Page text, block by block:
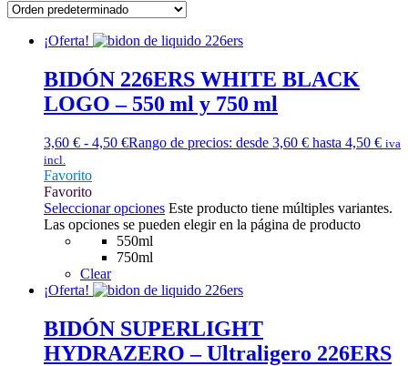
¡Oferta!
BIDÓN 226ERS WHITE BLACK
LOGO – 550 ml y 750 ml
3,60 € - 4,50 €Rango de precios: desde 3,60 € hasta 4,50 € iva
incl.
Favorito
Favorito
Seleccionar opciones Este producto tiene múltiples variantes.
Las opciones se pueden elegir en la página de producto
550ml
750ml
Clear
¡Oferta!
BIDÓN SUPERLIGHT
HYDRAZERO – Ultraligero 226ERS